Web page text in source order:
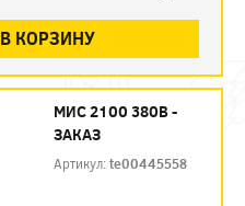
В КОРЗИНУ
МИС 2100 380В -
ЗАКАЗ
Артикул:te00445558